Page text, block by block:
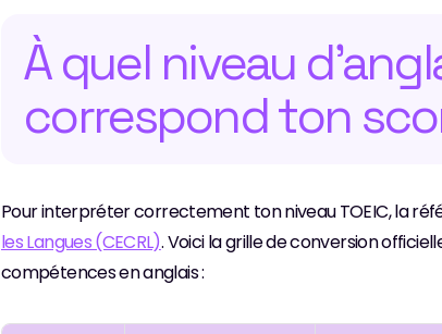
À quel niveau
correspond ton
Pour interpréter correctement ton niveau TOEIC, la
les Langues (CECRL). Voici la grille de conversion
compétences en anglais :